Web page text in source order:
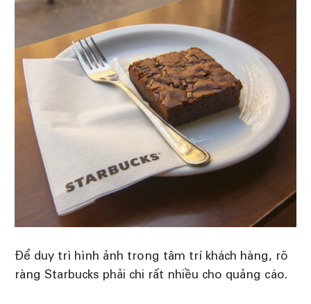
Để duy trì hình ảnh trong tâm trí khách hàng, rõ
ràng Starbucks phải chi rất nhiều cho quảng cáo.